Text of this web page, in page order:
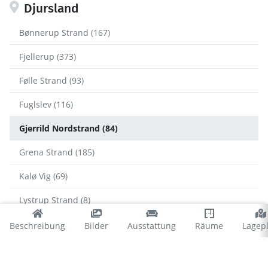
Beschreibung Bilder Ausstattung Räume
Djursland
Bønnerup Strand (167)
Fjellerup (373)
Følle Strand (93)
Fuglslev (116)
Gjerrild Nordstrand (84)
Grena Strand (185)
Kalø Vig (69)
Lystrup Strand (8)
Midtdjurs (50)